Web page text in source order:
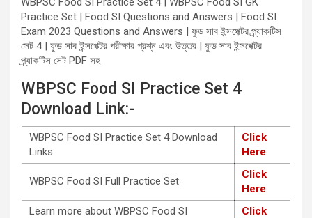
Practice Set | Food SI Questions and Answers | Food SI
Exam 2023 Questions and Answers | ফুড সাব ইন্সপেক্টর প্র্যাকটিস
সেট 4 | ফুড সাব ইন্সপেক্টর পরীক্ষার প্রশ্ন এবং উত্তর | ফুড সাব ইন্সপেক্টর
প্র্যাকটিস সেট PDF সহ
WBPSC Food SI Practice Set 4
Download Link:-
WBPSC Food SI Practice Set 4 Download
Links
Click
Here
WBPSC Food SI Full Practice Set
Click
Here
Learn more about WBPSC Food SI
Click